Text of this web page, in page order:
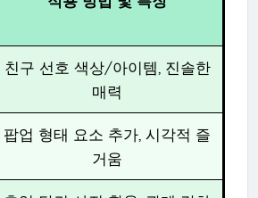
친구 선호 색상/아이템, 진솔한
매력
팝업 형태 요소 추가, 시각적 즐
거움